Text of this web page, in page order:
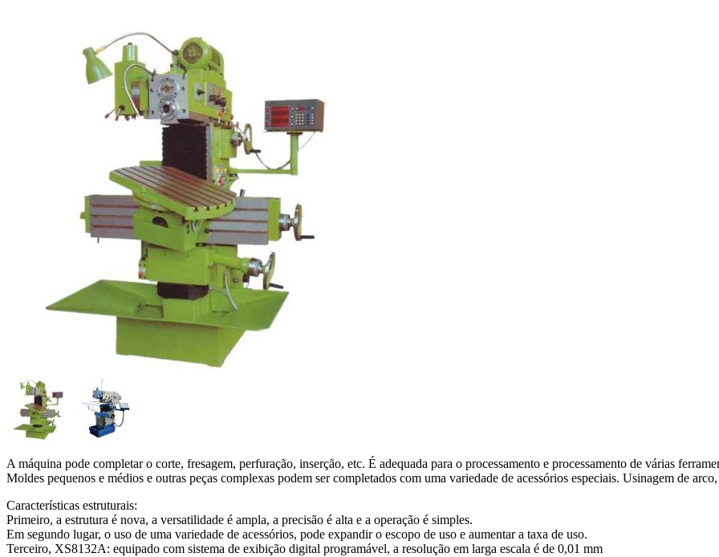
A máquina pode completar o corte, fresagem, perfuração, inserção, etc. É adequada para o processamento e processamento de várias
Moldes pequenos e médios e outras peças complexas podem ser completados com uma variedade de acessórios especiais. Usinagem de
Características estruturais:
Primeiro, a estrutura é nova, a versatilidade é ampla, a precisão é alta e a operação é simples.
Em segundo lugar, o uso de uma variedade de acessórios, pode expandir o escopo de uso e aumentar a taxa de uso.
Terceiro, XS8132A: equipado com sistema de exibição digital programável, a resolução em larga escala é de 0,01 mm